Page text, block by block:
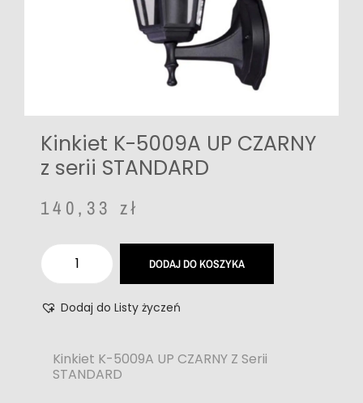
Kinkiet K-5009A UP CZARNY
z serii STANDARD
140,33 zł
DODAJ DO KOSZYKA
Dodaj do Listy życzeń
Kinkiet K-5009A UP CZARNY Z Serii
STANDARD